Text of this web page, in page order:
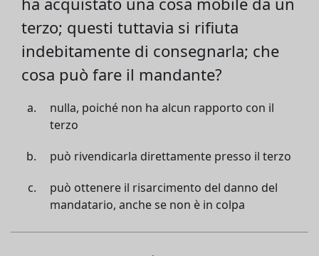
terzo; questi tuttavia si rifiuta
indebitamente di consegnarla; che
cosa può fare il mandante?
nulla, poiché non ha alcun rapporto con il
terzo
può rivendicarla direttamente presso il terzo
può ottenere il risarcimento del danno del
mandatario, anche se non è in colpa